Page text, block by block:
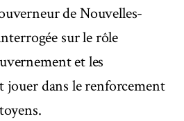
de Nouvelles-
sur le rôle
et les
dans le renforcement